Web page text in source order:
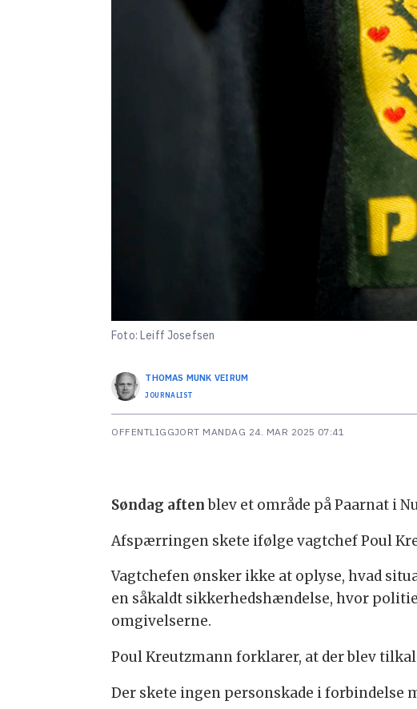
Foto: Leiff Josefsen
THOMAS MUNK VEIRUM
JOURNALIST
OFFENTLIGGJORT MANDAG 24. MAR 2025 07:41
Søndag aftenblev et område på Paarnat i
Afspærringen skete ifølge vagtchef Poul
Vagtchefen ønsker ikke at oplyse, hvad
en såkaldt sikkerhedshændelse, hvor
omgivelserne.
Poul Kreutzmann forklarer, at der blev
Der skete ingen personskade i forbindelse